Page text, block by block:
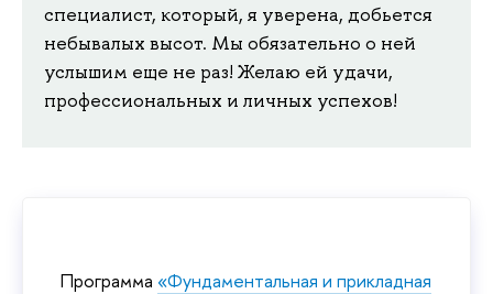
специалист, который, я уверена, добьется
небывалых высот. Мы обязательно о ней
услышим еще не раз! Желаю ей удачи,
профессиональных и личных успехов!
Программа «Фундаментальная и прикладная